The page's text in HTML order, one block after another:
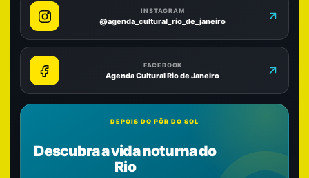
INSTAGRAM
@agenda_cultural_rio_de_janeiro
FACEBOOK
Agenda Cultural Rio de Janeiro
DEPOIS DO PÔR DO SOL
Descubra a vida noturna do
Rio